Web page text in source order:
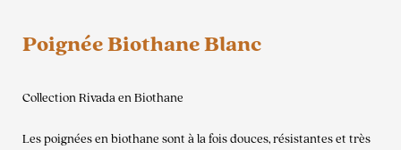
Poignée Biothane Blanc
Collection Rivada en Biothane
Les poignées en biothane sont à la fois douces, résistantes et très